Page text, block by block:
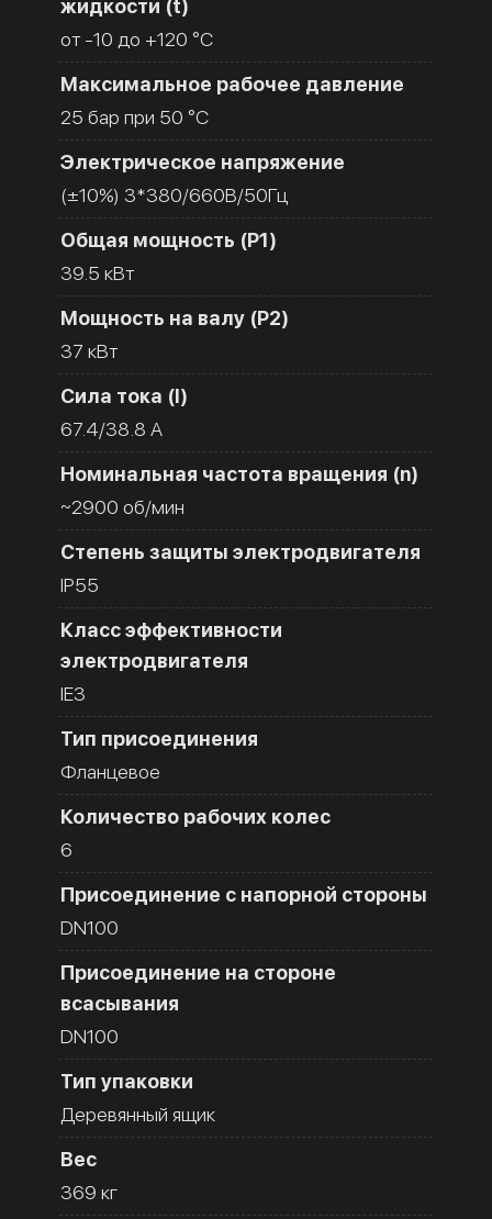
жидкости (t)
от -10 до +120 °C
Максимальное рабочее давление
25 бар при 50 °C
Электрическое напряжение
(±10%) 3*380/660В/50Гц
Общая мощность (Р1)
39.5 кВт
Мощность на валу (Р2)
37 кВт
Сила тока (I)
67.4/38.8 A
Номинальная частота вращения (n)
~2900 об/мин
Степень защиты электродвигателя
IP55
Класс эффективности
электродвигателя
IE3
Тип присоединения
Фланцевое
Количество рабочих колес
6
Присоединение с напорной стороны
DN100
Присоединение на стороне
всасывания
DN100
Тип упаковки
Деревянный ящик
Вес
369 кг